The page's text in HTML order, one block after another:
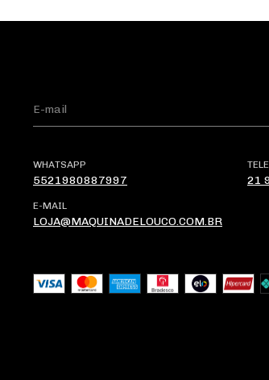
WHATSAPP
5521980887997 21
E-MAIL
LOJA@MAQUINADELOUCO.COM.BR